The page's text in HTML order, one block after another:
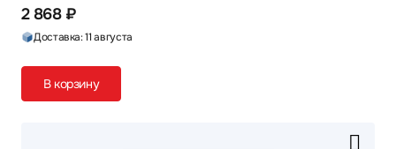
2 868 ₽
Доставка: 11 августа
В корзину